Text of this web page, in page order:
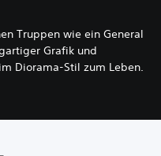
Truppen wie ein General
Grafik und
Diorama-Stil zum Leben.